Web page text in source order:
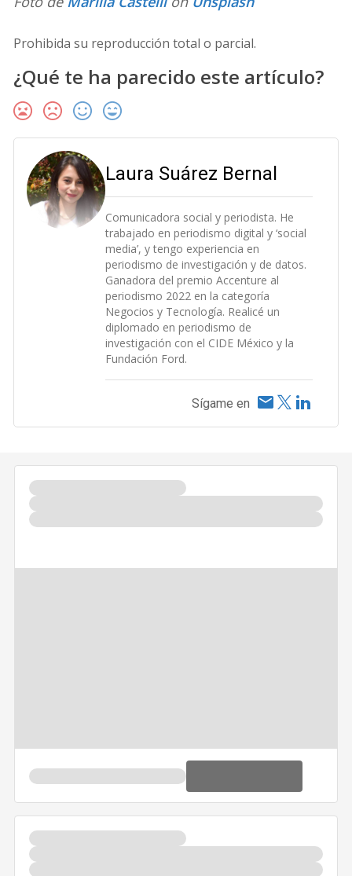
Prohibida su reproducción total o parcial.
¿Qué te ha parecido este artículo?
Laura Suárez Bernal
Comunicadora social y periodista. He
trabajado en periodismo digital y ‘social
media’, y tengo experiencia en
periodismo de investigación y de datos.
Ganadora del premio Accenture al
periodismo 2022 en la categoría
Negocios y Tecnología. Realicé un
diplomado en periodismo de
investigación con el CIDE México y la
Fundación Ford.
Sígame en